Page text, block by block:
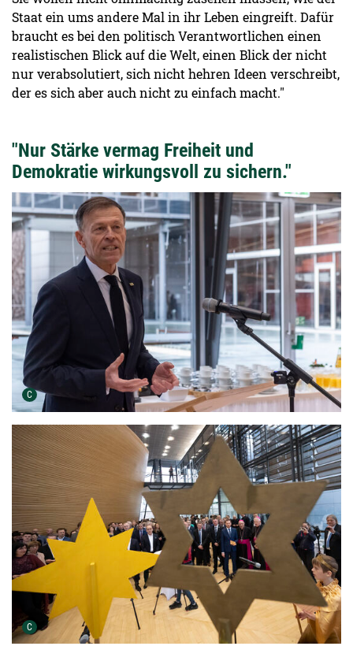
Staat ein ums andere Mal in ihr Leben eingreift. Dafür
braucht es bei den politisch Verantwortlichen einen
realistischen Blick auf die Welt, einen Blick der nicht
nur verabsolutiert, sich nicht hehren Ideen verschreibt,
der es sich aber auch nicht zu einfach macht."
"Nur Stärke vermag Freiheit und
Demokratie wirkungsvoll zu sichern."
C Urheber der Grafik:
C Urheber der Grafik: